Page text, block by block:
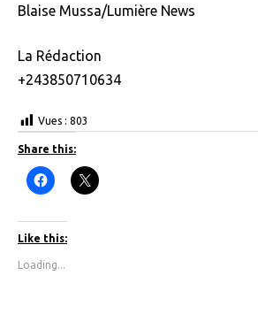
Blaise Mussa/Lumière News
La Rédaction
+243850710634
Vues : 803
Share this:
C
l
k
t
o
h
C
l
Like this:
Loading...